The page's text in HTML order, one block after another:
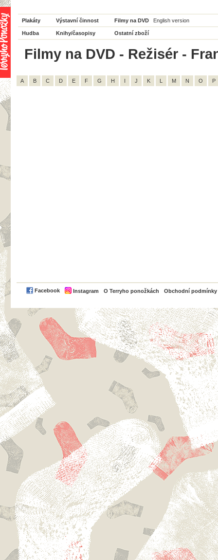
Plakáty Výstavní činnost Filmy na DVD English version
Hudba Knihy/časopisy Ostatní zboží
Filmy na DVD - Režisér -
A B C D E F G H I J K L M N O P
Facebook Instagram O Terryho ponožkách Obchodní podmínky
PayPal